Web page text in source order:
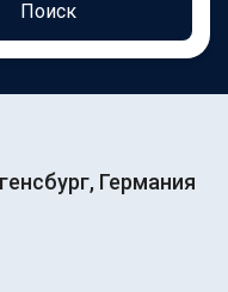
Поиск
Германия